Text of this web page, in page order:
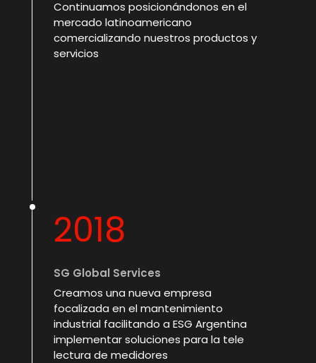
Continuamos posicionándonos en el
mercado latinoamericano
comercializando nuestros productos y
servicios
2018
SG Global Services
Creamos una nueva empresa
focalizada en el mantenimiento
industrial facilitando a ESG Argentina
implementar soluciones para la tele
lectura de medidores